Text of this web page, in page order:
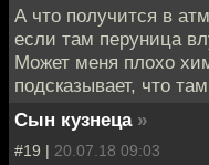
А что получится в
если там перуница
Может меня плохо
подсказывает, что
Сын кузнеца »
#19 | 20.07.18 09:03